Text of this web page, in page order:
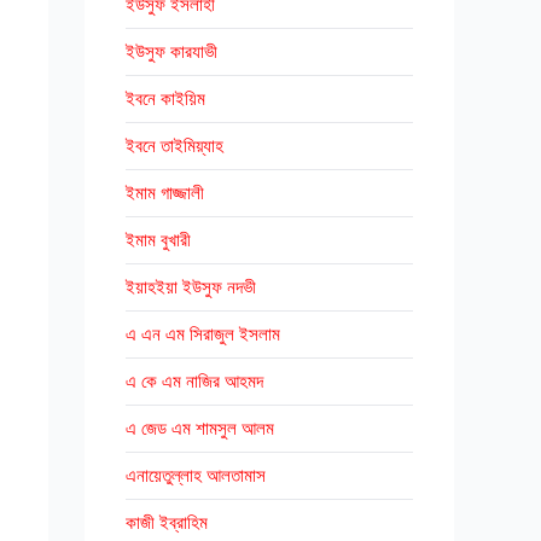
ইউসুফ কারযাভী
ইবনে কাইয়িম
ইবনে তাইমিয়্যাহ
ইমাম গাজ্জালী
ইমাম বুখারী
ইয়াহইয়া ইউসুফ নদভী
এ এন এম সিরাজুল ইসলাম
এ কে এম নাজির আহমদ
এ জেড এম শামসুল আলম
এনায়েতুল্লাহ আলতামাস
কাজী ইব্রাহিম